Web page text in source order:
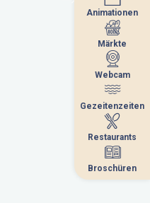
Animationen
Märkte
Webcam
Gezeitenzeiten
Restaurants
Broschüren